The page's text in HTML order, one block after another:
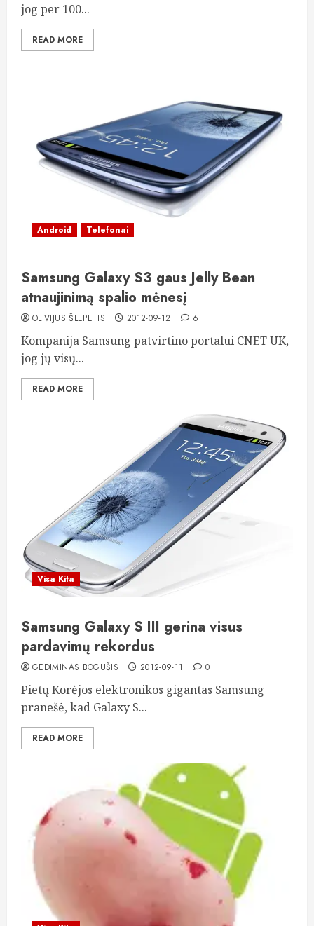
jog per 100...
READ MORE
Android Telefonai
Samsung Galaxy S3 gaus Jelly Bean
atnaujinimą spalio mėnesį
OLIVIJUS ŠLEPETIS 2012-09-12 6
Kompanija Samsung patvirtino portalui CNET UK,
jog jų visų...
READ MORE
Visa Kita
Samsung Galaxy S III gerina visus
pardavimų rekordus
GEDIMINAS BOGUŠIS 2012-09-11 0
Pietų Korėjos elektronikos gigantas Samsung
pranešė, kad Galaxy S...
READ MORE